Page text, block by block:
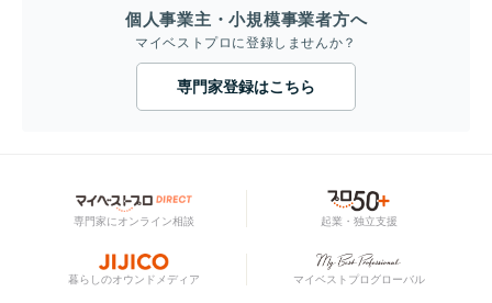
個人事業主・小規模事業者方へ
マイベストプロに登録しませんか？
専門家登録はこちら
専門家にオンライン相談 起業・独立支援
暮らしのオウンドメディア マイベストプログローバル